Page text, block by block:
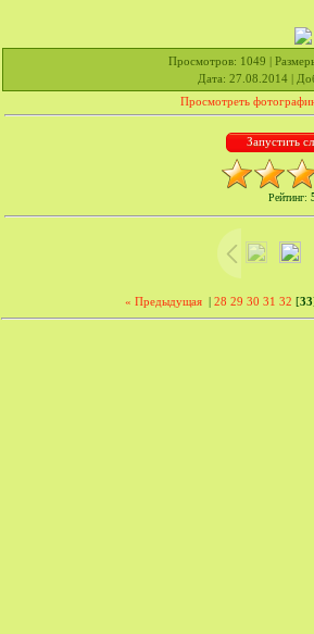
Просмотров: 1049 |
Дата: 27.08.2014 |
Просмотреть
Рейтинг:
« Предыдущая | 28 29 30 31 32 [33